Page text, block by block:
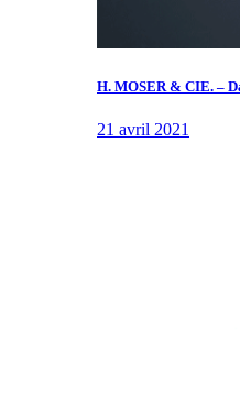
H. MOSER & CIE. –
21 avril 2021